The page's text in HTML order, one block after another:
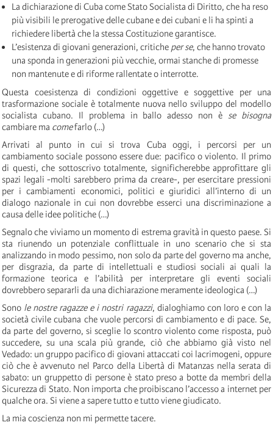
La dichiarazione di Cuba come Stato Socialista di Diritto, che ha reso
più visibili le prerogative delle cubane e dei cubani e li ha spinti a
richiedere libertà che la stessa Costituzione garantisce.
L’esistenza di giovani generazioni, critiche per se, che hanno trovato
una sponda in generazioni più vecchie, ormai stanche di promesse
non mantenute e di riforme rallentate o interrotte.
Questa coesistenza di condizioni oggettive e soggettive per una
trasformazione sociale è totalmente nuova nello sviluppo del modello
socialista cubano. Il problema in ballo adesso non è se bisogna
cambiare ma comefarlo (…)
Arrivati al punto in cui si trova Cuba oggi, i percorsi per un
cambiamento sociale possono essere due: pacifico o violento. Il primo
di questi, che sottoscrivo totalmente, significherebbe approfittare gli
spazi legali -molti sarebbero prima da creare-, per esercitare pressioni
per i cambiamenti economici, politici e giuridici all’interno di un
dialogo nazionale in cui non dovrebbe esserci una discriminazione a
causa delle idee politiche (…)
Segnalo che viviamo un momento di estrema gravità in questo paese. Si
sta riunendo un potenziale conflittuale in uno scenario che si sta
analizzando in modo pessimo, non solo da parte del governo ma anche,
per disgrazia, da parte di intellettuali e studiosi sociali ai quali la
formazione teorica e l’abilità per interpretare gli eventi sociali
dovrebbero separarli da una dichiarazione meramente ideologica (…)
Sono le nostre ragazze e i nostri ragazzi, dialoghiamo con loro e con la
società civile cubana che vuole percorsi di cambiamento e di pace. Se,
da parte del governo, si sceglie lo scontro violento come risposta, può
succedere, su una scala più grande, ciò che abbiamo già visto nel
Vedado: un gruppo pacifico di giovani attaccati coi lacrimogeni, oppure
ciò che è avvenuto nel Parco della Libertà di Matanzas nella serata di
sabato: un gruppetto di persone è stato preso a botte da membri della
Sicurezza di Stato. Non importa che proibiscano l’accesso a internet per
qualche ora. Si viene a sapere tutto e tutto viene giudicato.
La mia coscienza non mi permette tacere.